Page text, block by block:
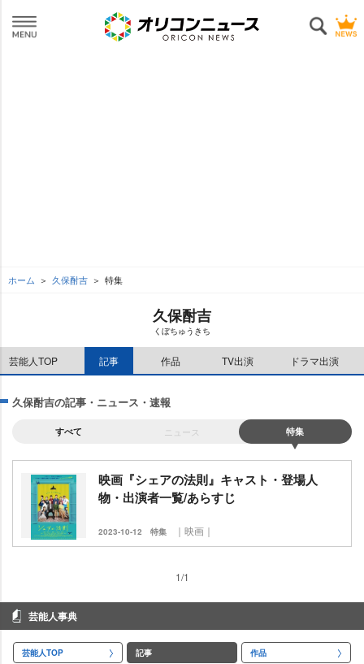
ホーム 久保酎吉 特集
久保酎吉
くぼちゅうきち
芸能人TOP 記事 作品 TV出演 ドラマ出演
久保酎吉の記事・ニュース・速報
すべて ニュース 特集
映画『シェアの法則』キャスト・登場人
物・出演者一覧/あらすじ
2023-10-12 特集 ｜映画｜
1/1
芸能人事典
芸能人TOP 記事 作品